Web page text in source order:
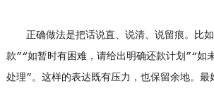
正确做法是把话说直、说清、说留痕。比如
款”“如暂时有困难，请给出明确还款计划”“如
处理”。这样的表达既有压力，也保留余地。最